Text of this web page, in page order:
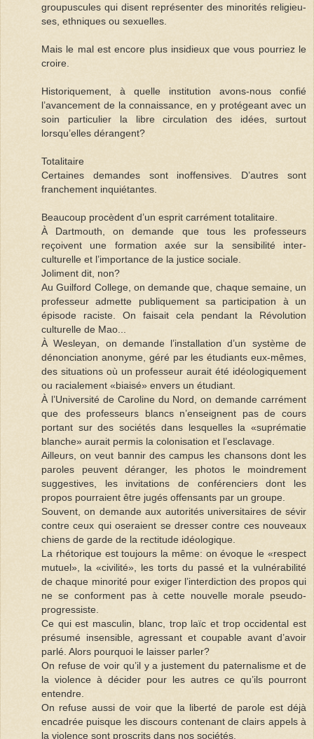
groupuscules qui disent représenter des minorités religieu­
ses, ethniques ou sexuelles.
Mais le mal est encore plus insidieux que vous pourriez le
croire.
Historiquement, à quelle institution avons-nous confié
l’avancement de la connaissance, en y protégeant avec un
soin particulier la libre circulation des idées, surtout
lorsqu’elles dérangent?
Totalitaire
Certaines demandes sont inoffensives. D’autres sont
franchement inquié­tantes.
Beaucoup procèdent d’un esprit carrément totalitaire.
À Dartmouth, on demande que tous les professeurs
reçoivent une formation axée sur la sensibilité inter­
culturelle et l’importance de la justice sociale.
Joliment dit, non?
Au Guilford College, on demande que, chaque semaine, un
professeur admette publiquement sa participation à un
épisode raciste. On faisait cela pendant la Révolution
culturelle de Mao...
À Wesleyan, on demande l’installation d’un système de
dénonciation anonyme, géré par les étudiants eux-mêmes,
des situations où un professeur aurait été idéologiquement
ou racialement «biaisé» envers un étudiant.
À l’Université de Caroline du Nord, on demande carrément
que des professeurs blancs n’enseignent pas de cours
portant sur des sociétés dans lesquelles la «suprématie
blanche» aurait permis la colonisation et l’escla­vage.
Ailleurs, on veut bannir des campus les chansons dont les
paroles peuvent déranger, les photos le moindrement
suggestives, les invitations de conférenciers dont les
propos pourraient être jugés offensants par un groupe.
Souvent, on demande aux autorités universitaires de sévir
contre ceux qui oseraient se dresser contre ces nouveaux
chiens de garde de la rectitude idéologique.
La rhétorique est toujours la même: on évoque le «respect
mutuel», la «civilité», les torts du passé et la vulnérabilité
de chaque minorité pour exiger l’interdiction des propos qui
ne se conforment pas à cette nouvelle morale pseudo-
progressiste.
Ce qui est masculin, blanc, trop laïc et trop occidental est
présumé insensible, agressant et coupable avant d’avoir
parlé. Alors pourquoi le laisser parler?
On refuse de voir qu’il y a justement du paternalisme et de
la violence à décider pour les autres ce qu’ils pourront
entendre.
On refuse aussi de voir que la liberté de parole est déjà
encadrée puisque les discours contenant de clairs appels à
la violence sont proscrits dans nos sociétés.